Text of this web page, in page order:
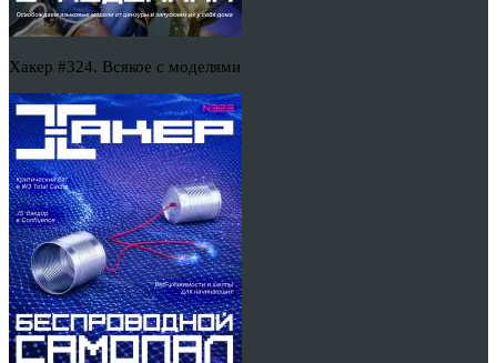
Хакер #324. Всякое с моделями